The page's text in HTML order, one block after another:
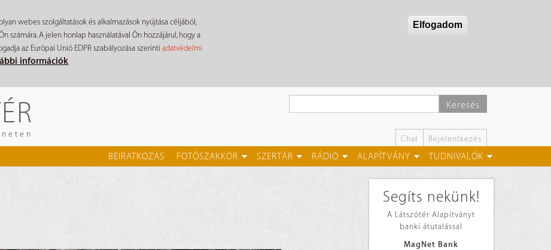
webes szolgáltatások és alkalmazások nyújtása céljából,
számára. A jelen honlap használatával Ön hozzájárul, hogy a
az Európai Unió EDPR szabályozása szerintiadatvédelmi
információk
Elfogadom
Keresés
Chat Bejelentkezés
BEIRATKOZÁS FOTÓSZAKKÖR SZERTÁR RÁDIÓ ALAPÍTVÁNY TUDNIVALÓK
Segíts nekünk!
A Látszótér Alapítványt
banki átutalással
MagNet Bank